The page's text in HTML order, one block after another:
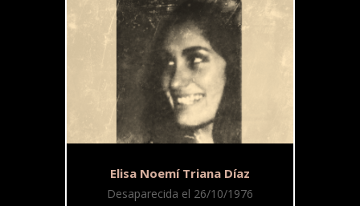
Elisa Noemí Triana Díaz
Desaparecida el 26/10/1976